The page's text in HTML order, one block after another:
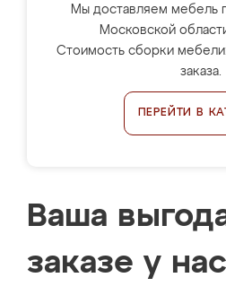
Мы доставляем мебель
Московской
Стоимость сборки
заказа.
ПЕРЕЙТИ В
Ваша
заказе у нас